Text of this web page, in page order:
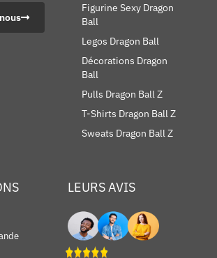
Figurine Sexy Dragon
Ball
Legos Dragon Ball
Décorations Dragon
Ball
Pulls Dragon Ball Z
T-Shirts Dragon Ball Z
Sweats Dragon Ball Z
LEURS AVIS